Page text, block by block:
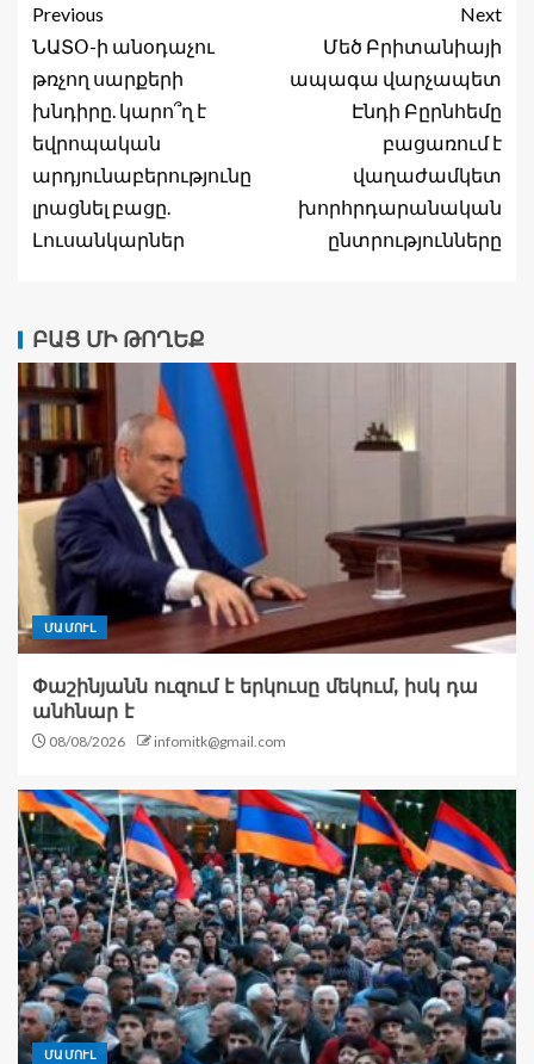
Previous
ՆԱՏՕ-ի անօդաչու
թռչող սարքերի
խնդիրը. կարո՞ղ է
եվրոպական
արդյունաբերությունը
լրացնել բացը.
Լուսանկարներ
Next
Մեծ Բրիտանիայի
ապագա վարչապետ
Էնդի Բըրնհեմը
բացառում է
վաղաժամկետ
խորհրդարանական
ընտրությունները
ԲԱՑ ՄԻ ԹՈՂԵՔ
ՄԱՄՈՒԼ
Փաշինյանն ուզում է երկուսը մեկում, իսկ դա
անհնար է
08/08/2026 infomitk@gmail.com
ՄԱՄՈՒԼ